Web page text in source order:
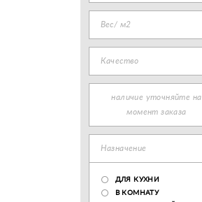
Вес/ м2
Качество
наличие уточняйте на
момент заказа
Назначение
ДЛЯ КУХНИ
В КОМНАТУ